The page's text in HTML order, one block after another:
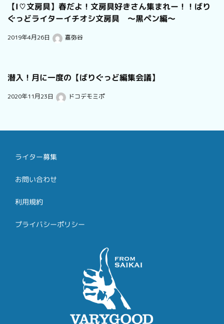
【I♡文房具】春だよ！文房具好きさん集まれー！！ばり
ぐっどライターイチオシ文房具 〜黒ペン編〜
2019年4月26日 嘉弥谷
潜入！月に一度の【ばりぐっど編集会議】
2020年11月23日 ドコデモミポ
ライター募集
お問い合わせ
利用規約
プライバシーポリシー